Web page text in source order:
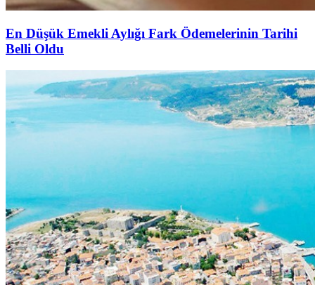
En Düşük Emekli Aylığı Fark Ödemelerinin Tarihi
Belli Oldu